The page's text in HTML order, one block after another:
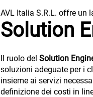
AVL Italia S.R.L. offre un
Solution
Il ruolo del Solution
soluzioni adeguate per i
insieme ai servizi
definizione dei costi in